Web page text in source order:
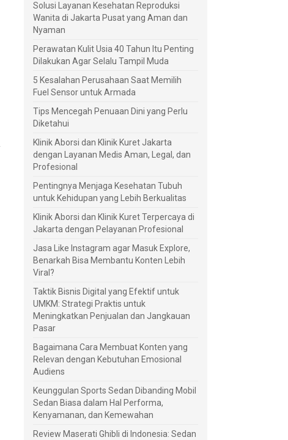
Solusi Layanan Kesehatan Reproduksi
Wanita di Jakarta Pusat yang Aman dan
Nyaman
Perawatan Kulit Usia 40 Tahun Itu Penting
Dilakukan Agar Selalu Tampil Muda
5 Kesalahan Perusahaan Saat Memilih
Fuel Sensor untuk Armada
Tips Mencegah Penuaan Dini yang Perlu
Diketahui
Klinik Aborsi dan Klinik Kuret Jakarta
dengan Layanan Medis Aman, Legal, dan
Profesional
Pentingnya Menjaga Kesehatan Tubuh
untuk Kehidupan yang Lebih Berkualitas
Klinik Aborsi dan Klinik Kuret Terpercaya di
Jakarta dengan Pelayanan Profesional
Jasa Like Instagram agar Masuk Explore,
Benarkah Bisa Membantu Konten Lebih
Viral?
Taktik Bisnis Digital yang Efektif untuk
UMKM: Strategi Praktis untuk
Meningkatkan Penjualan dan Jangkauan
Pasar
Bagaimana Cara Membuat Konten yang
Relevan dengan Kebutuhan Emosional
Audiens
Keunggulan Sports Sedan Dibanding Mobil
Sedan Biasa dalam Hal Performa,
Kenyamanan, dan Kemewahan
Review Maserati Ghibli di Indonesia: Sedan